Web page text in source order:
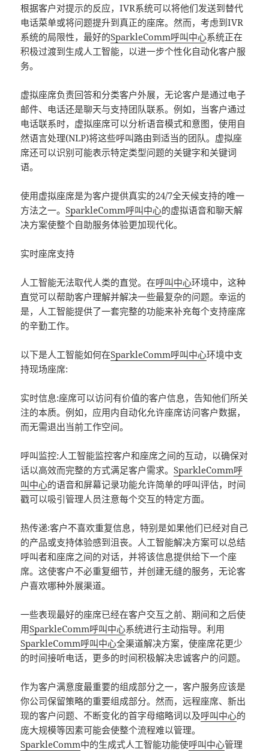
根据客户对提示的反应，IVR系统可以将他们发送到替代
电话菜单或将问题提升到真正的座席。然而，考虑到IVR
系统的局限性，最好的SparkleComm呼叫中心系统正在
积极过渡到生成人工智能，以进一步个性化自动化客户服
务。
虚拟座席负责回答和分类客户外展，无论客户是通过电子
邮件、电话还是聊天与支持团队联系。例如，当客户通过
电话联系时，虚拟座席可以分析语音模式和意图，使用自
然语言处理(NLP)将这些呼叫路由到适当的团队。虚拟座
席还可以识别可能表示特定类型问题的关键字和关键词
语。
使用虚拟座席是为客户提供真实的24/7全天候支持的唯一
方法之一。SparkleComm呼叫中心的虚拟语音和聊天解
决方案使整个自助服务体验更加现代化。
实时座席支持
人工智能无法取代人类的直觉。在呼叫中心环境中，这种
直觉可以帮助客户理解并解决一些最复杂的问题。幸运的
是，人工智能提供了一套完整的功能来补充每个支持座席
的辛勤工作。
以下是人工智能如何在SparkleComm呼叫中心环境中支
持现场座席:
实时信息:座席可以访问有价值的客户信息，告知他们所关
注的本质。例如，应用内自动化允许座席访问客户数据，
而无需退出当前工作空间。
呼叫监控:人工智能监控客户和座席之间的互动，以确保对
话以高效而完整的方式满足客户需求。SparkleComm呼
叫中心的语音和屏幕记录功能允许简单的呼叫评估，时间
戳可以吸引管理人员注意每个交互的特定方面。
热传递:客户不喜欢重复信息，特别是如果他们已经对自己
的产品或支持体验感到沮丧。人工智能解决方案可以总结
呼叫者和座席之间的对话，并将该信息提供给下一个座
席。这使客户不必重复细节，并创建无缝的服务，无论客
户喜欢哪种外展渠道。
一些表现最好的座席已经在客户交互之前、期间和之后使
用SparkleComm呼叫中心系统进行主动指导。利用
SparkleComm呼叫中心全渠道解决方案，使座席花更少
的时间接听电话，更多的时间积极解决忠诚客户的问题。
作为客户满意度最重要的组成部分之一，客户服务应该是
你公司保留策略的重要组成部分。然而，远程座席、新出
现的客户问题、不断变化的首字母缩略词以及呼叫中心的
庞大规模等因素可能会使整个流程难以管理。
SparkleComm中的生成式人工智能功能使呼叫中心管理